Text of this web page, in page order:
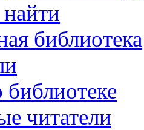
библиотека
читатели